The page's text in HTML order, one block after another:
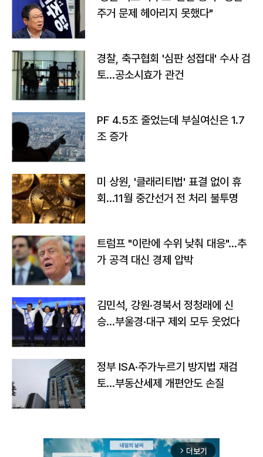
주거 문제 헤아리지 못했다"
경찰, 축구협회 '심판 성접대' 수사 검
토…공소시효가 관건
PF 4.5조 줄었는데 부실여신은 1.7
조 증가
미 상원, '클래리티법' 표결 없이 휴
회…11월 중간선거 전 처리 불투명
트럼프 "이란에 수위 낮춰 대응"…추
가 공격 대신 경제 압박
김민석, 강원·경북서 정청래에 신
승…부울경·대구 제외 모두 웃었다
정부 ISA·주가누르기 방지법 재검
토…부동산세제 개편안도 손질
arrow_forward_ios 더보기